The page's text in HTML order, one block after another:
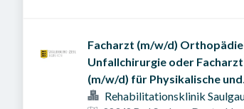
Facharzt (m/w/d) Orthopädie
Unfallchirurgie oder Facharzt
(m/w/d) für Physikalische und
Rehabilitative Medizin in
Rehabilitationsklinik